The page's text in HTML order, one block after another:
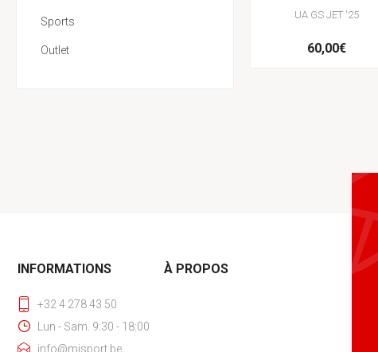
UA GS JET '25
60,00€
Sports
Outlet
INFORMATIONS
+32 4 278 43 50
Lun - Sam. 9:30 - 18:00
info@mjsport.be
À PROPOS